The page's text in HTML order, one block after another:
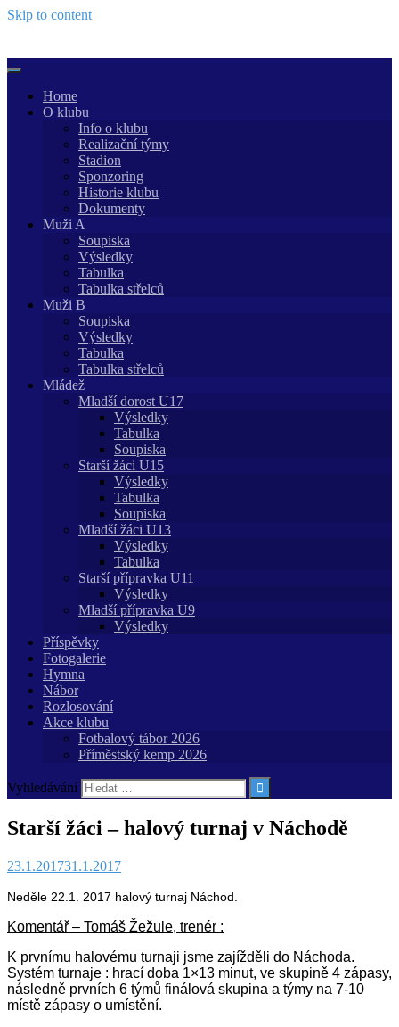
Skip to content
Home
O klubu
Info o klubu
Realizační týmy
Stadion
Sponzoring
Historie klubu
Dokumenty
Muži A
Soupiska
Výsledky
Tabulka
Tabulka střelců
Muži B
Soupiska
Výsledky
Tabulka
Tabulka střelců
Mládež
Mladší dorost U17
Výsledky
Tabulka
Soupiska
Starší žáci U15
Výsledky
Tabulka
Soupiska
Mladší žáci U13
Výsledky
Tabulka
Starší přípravka U11
Výsledky
Mladší přípravka U9
Výsledky
Příspěvky
Fotogalerie
Hymna
Nábor
Rozlosování
Akce klubu
Fotbalový tábor 2026
Příměstský kemp 2026
Vyhledávání
Starší žáci – halový turnaj v Náchodě
23.1.201731.1.2017
Neděle 22.1. 2017 halový turnaj Náchod.
Komentář – Tomáš Žežule, trenér :
K prvnímu halovému turnaji jsme zajížděli do Náchoda.
Systém turnaje : hrací doba 1×13 minut, ve skupině 4 zápasy,
následně prvních 6 týmů finálová skupina a týmy na 7-10
místě zápasy o umístění.